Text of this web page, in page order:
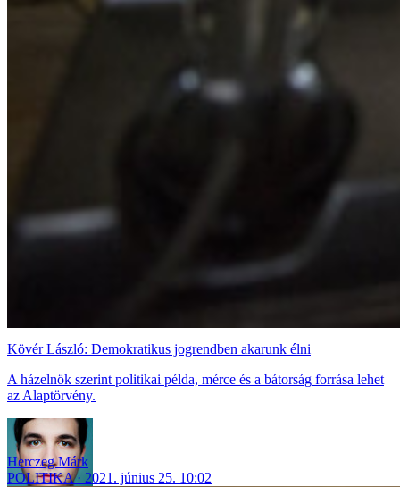
Kövér László: Demokratikus jogrendben akarunk élni
A házelnök szerint politikai példa, mérce és a bátorság forrása lehet
az Alaptörvény.
Herczeg Márk
POLITIKA
2021. június 25. 10:02